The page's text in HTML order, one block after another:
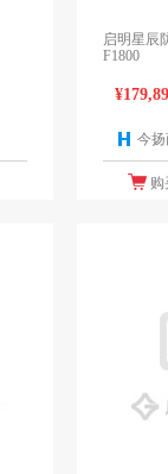
启明星辰
F1800
今
购